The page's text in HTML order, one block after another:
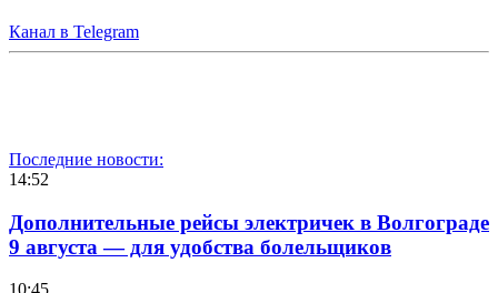
Канал в Telegram
Последние новости:
14:52
Дополнительные рейсы электричек в Волгограде
9 августа — для удобства болельщиков